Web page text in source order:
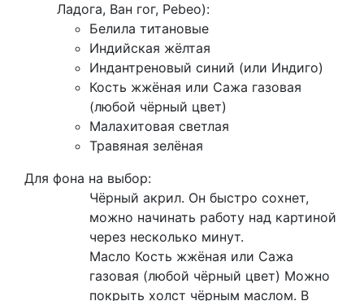
Ладога, Ван гог, Pebeo):
Белила титановые
Индийская жёлтая
Индантреновый синий (или Индиго)
Кость жжёная или Сажа газовая
(любой чёрный цвет)
Малахитовая светлая
Травяная зелёная
Для фона на выбор:
Чёрный акрил. Он быстро сохнет,
можно начинать работу над картиной
через несколько минут.
Масло Кость жжёная или Сажа
газовая (любой чёрный цвет) Можно
покрыть холст чёрным маслом. В